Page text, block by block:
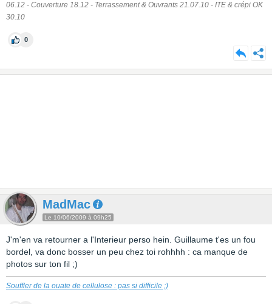
06.12 - Couverture 18.12 - Terrassement & Ouvrants 21.07.10 - ITE & crépi OK
30.10
0
MadMac
Le 10/06/2009 à 09h25
J'm'en va retourner a l'Interieur perso hein. Guillaume t'es un fou
bordel, va donc bosser un peu chez toi rohhhh : ca manque de
photos sur ton fil ;)
Souffler de la ouate de cellulose : pas si difficile ;)